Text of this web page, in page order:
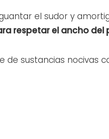
el sudor y
respetar el ancho del
de sustancias nocivas